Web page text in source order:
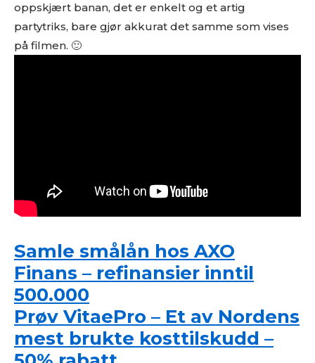
oppskjært banan, det er enkelt og et artig
partytriks, bare gjør akkurat det samme som vises
på filmen. 🙂
Samle smålån hos AXO
Finans – refinansier inntil
500.000
Prøv VitaePro – Et av Nordens
mest brukte kosttilskudd –